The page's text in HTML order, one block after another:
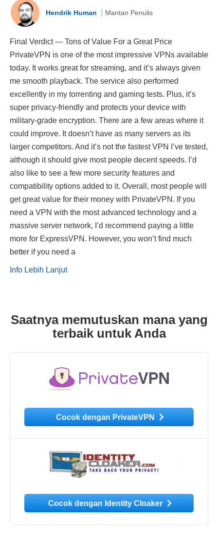
Hendrik Human Mantan Penulis
Final Verdict — Tons of Value For a Great Price
PrivateVPN is one of the most impressive VPNs available
today. It works great for streaming, and it’s always given
me smooth playback. The service also performed
excellently in my torrenting and gaming tests. Plus, it’s
super privacy-friendly and protects your device with
military-grade encryption. There are a few areas where it
could improve. It doesn’t have as many servers as its
larger competitors. And it’s not the fastest VPN I’ve tested,
although it should give most people decent speeds. I’d
also like to see a few more security features and
compatibility options added to it. Overall, most people will
get great value for their money with PrivateVPN. If you
need a VPN with the most advanced technology and a
massive server network, I’d recommend paying a little
more for ExpressVPN. However, you won’t find much
better if you need a
Info Lebih Lanjut
Saatnya memutuskan mana yang
terbaik untuk Anda
Cocok dengan PrivateVPN
Cocok dengan Identity Cloaker